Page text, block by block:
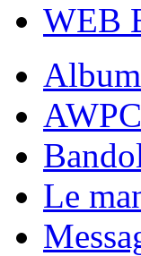
WEB
Le